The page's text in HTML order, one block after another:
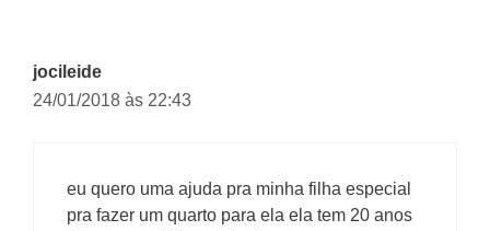
jocileide
24/01/2018 às 22:43
eu quero uma ajuda pra minha filha especial
pra fazer um quarto para ela ela tem 20 anos